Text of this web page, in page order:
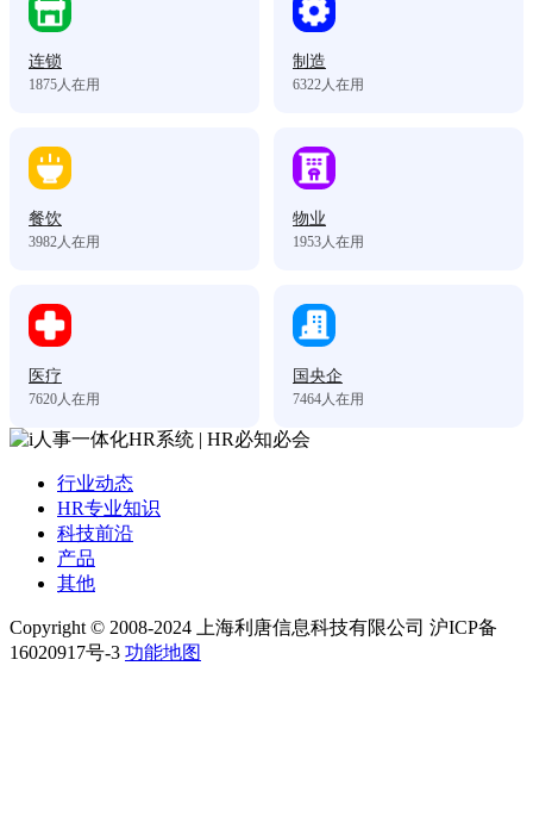
连锁
1875 人在用
制造
6322 人在用
餐饮
3982 人在用
物业
1953 人在用
医疗
7620 人在用
国央企
7464 人在用
行业动态
HR专业知识
科技前沿
产品
其他
Copyright © 2008-2024 上海利唐信息科技有限公司 沪ICP备
16020917号-3 功能地图